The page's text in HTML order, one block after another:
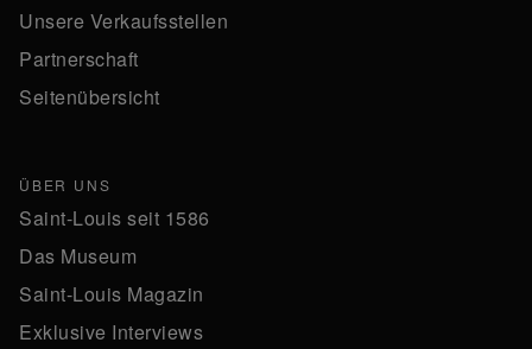
Unsere Verkaufsstellen
Partnerschaft
Seitenübersicht
ÜBER UNS
Saint-Louis seit 1586
Das Museum
Saint-Louis Magazin
Exklusive Interviews